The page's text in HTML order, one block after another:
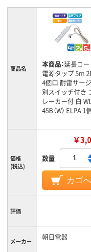
商品名 本商品：延長コー
電源タップ 5m
4個口 耐雷サー
別スイッチ付き
レーカー付 白
45B（W） ELPA 1
価格
(税込)
￥
数量
カゴへ
評価
メーカー 朝日電器